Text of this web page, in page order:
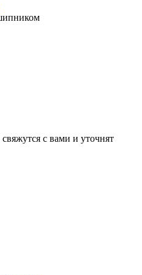
с вами и уточнят